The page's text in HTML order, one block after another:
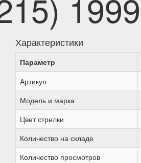
Характеристики
Параметр
Артикул
Модель и марка
Цвет стрелки
Количество на складе
Количество просмотров